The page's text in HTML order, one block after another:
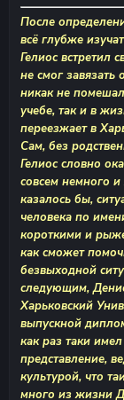
После
всё глубже
Гелиос встретил
не смог
никак не
учебе, так и в
переезжает в
Сам, без
Гелиос словно
совсем немного
казалось бы,
человека по
короткими и
как сможет
безвыходной
следующим,
Харьковский
выпускной
как раз таки
представление,
культурой, что
много из жизни